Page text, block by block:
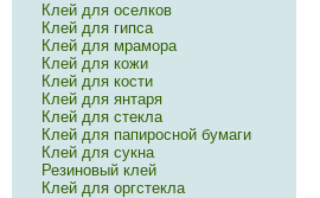
Клей для оселков
Клей для гипса
Клей для мрамора
Клей для кожи
Клей для кости
Клей для янтаря
Клей для стекла
Клей для папиросной бумаги
Клей для сукна
Резиновый клей
Клей для оргстекла